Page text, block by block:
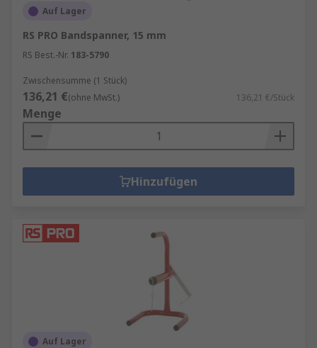
Auf Lager
RS PRO Bandspanner, 15 mm
RS Best.-Nr. 183-5790
Zwischensumme (1 Stück)
136,21 €(ohne MwSt.) 136,21 €/Stück
Menge
Hinzufügen
Auf Lager